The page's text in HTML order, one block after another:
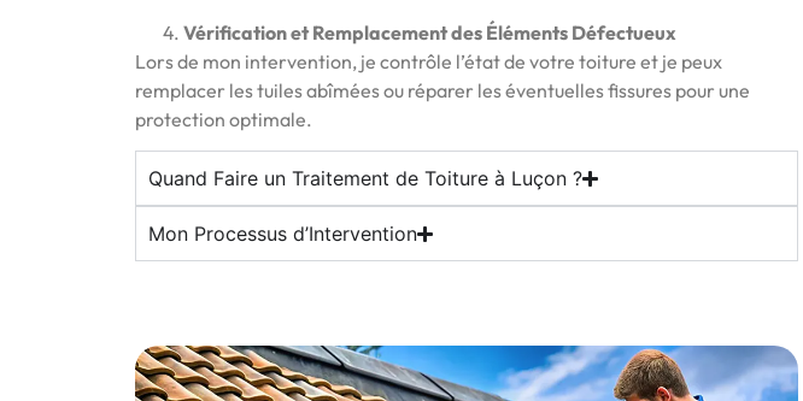
Vérification et Remplacement des Éléments Défectueux
Lors de mon intervention, je contrôle l’état de votre toiture et je peux
remplacer les tuiles abîmées ou réparer les éventuelles fissures pour une
protection optimale.
Quand Faire un Traitement de Toiture à Luçon ?
Mon Processus d’Intervention